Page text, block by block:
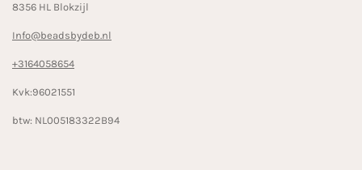
8356 HL Blokzijl
Info@beadsbydeb.nl
+3164058654
Kvk:96021551
btw: NL005183322B94